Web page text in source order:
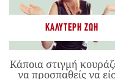
ΚΑΛΎΤΕΡΗ ΖΩΉ
Κάποια στιγμή
να προσπαθείς να